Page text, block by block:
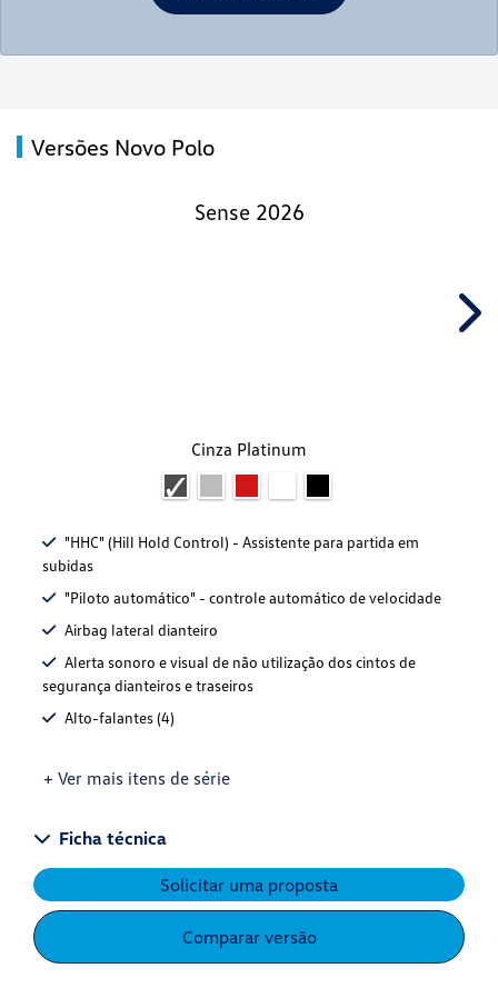
Versões Novo Polo
Sense 2026
Cinza Platinum
"HHC" (Hill Hold Control) - Assistente para partida em
subidas
"Piloto automático" - controle automático de velocidade
Airbag lateral dianteiro
Alerta sonoro e visual de não utilização dos cintos de
segurança dianteiros e traseiros
Alto-falantes (4)
+ Ver mais itens de série
Ficha técnica
Solicitar uma proposta
Comparar versão